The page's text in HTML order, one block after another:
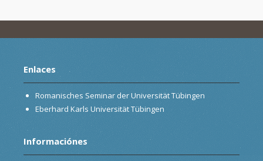
Enlaces
Romanisches Seminar der Universität Tübingen
Eberhard Karls Universität Tübingen
Informaciónes